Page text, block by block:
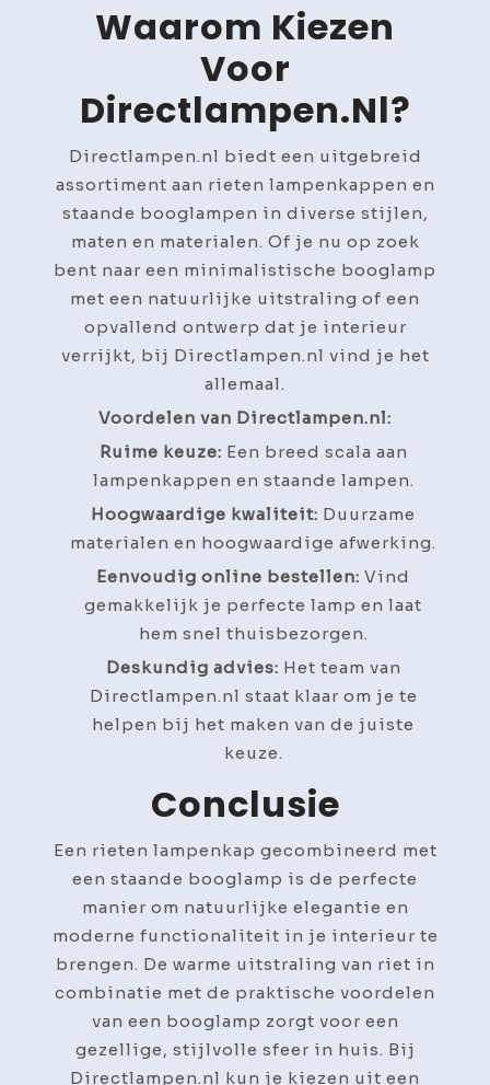
Waarom Kiezen
Voor
Directlampen.nl?
Directlampen.nl biedt een uitgebreid
assortiment aan rieten lampenkappen en
staande booglampen in diverse stijlen,
maten en materialen. Of je nu op zoek
bent naar een minimalistische booglamp
met een natuurlijke uitstraling of een
opvallend ontwerp dat je interieur
verrijkt, bij Directlampen.nl vind je het
allemaal.
Voordelen van Directlampen.nl:
Ruime keuze: Een breed scala aan
lampenkappen en staande lampen.
Hoogwaardige kwaliteit: Duurzame
materialen en hoogwaardige afwerking.
Eenvoudig online bestellen: Vind
gemakkelijk je perfecte lamp en laat
hem snel thuisbezorgen.
Deskundig advies: Het team van
Directlampen.nl staat klaar om je te
helpen bij het maken van de juiste
keuze.
Conclusie
Een rieten lampenkap gecombineerd met
een staande booglamp is de perfecte
manier om natuurlijke elegantie en
moderne functionaliteit in je interieur te
brengen. De warme uitstraling van riet in
combinatie met de praktische voordelen
van een booglamp zorgt voor een
gezellige, stijlvolle sfeer in huis. Bij
Directlampen.nl kun je kiezen uit een